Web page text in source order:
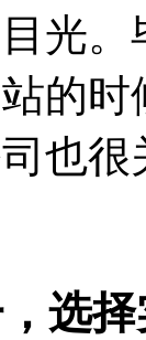
光
的
也很
选